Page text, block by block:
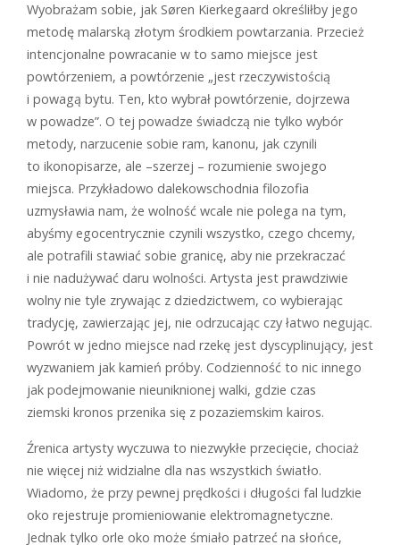
Wyobrażam sobie, jak Søren Kierkegaard określiłby jego
metodę malarską złotym środkiem powtarzania. Przecież
intencjonalne powracanie w to samo miejsce jest
powtórzeniem, a powtórzenie „jest rzeczywistością
i powagą bytu. Ten, kto wybrał powtórzenie, dojrzewa
w powadze”. O tej powadze świadczą nie tylko wybór
metody, narzucenie sobie ram, kanonu, jak czynili
to ikonopisarze, ale –szerzej – rozumienie swojego
miejsca. Przykładowo dalekowschodnia filozofia
uzmysławia nam, że wolność wcale nie polega na tym,
abyśmy egocentrycznie czynili wszystko, czego chcemy,
ale potrafili stawiać sobie granicę, aby nie przekraczać
i nie nadużywać daru wolności. Artysta jest prawdziwie
wolny nie tyle zrywając z dziedzictwem, co wybierając
tradycję, ­zawierzając jej, nie odrzucając czy łatwo negując.
Powrót w jedno miejsce nad rzekę jest dyscyplinujący, jest
wyzwaniem jak kamień próby. Codzienność to nic innego
jak podejmowanie nieuniknionej walki, gdzie czas
ziemski kronos przenika się z pozaziemskim kairos.
Źrenica artysty wyczuwa to niezwykłe przecięcie, chociaż
nie więcej niż widzialne dla nas wszystkich światło.
Wiadomo, że przy pewnej prędkości i długości fal ludzkie
oko rejestruje promieniowanie elektromagnetyczne.
Jednak tylko orle oko może śmiało patrzeć na słońce,